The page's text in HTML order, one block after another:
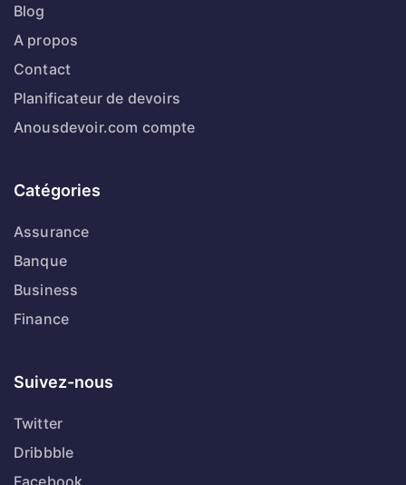
Blog
A propos
Contact
Planificateur de devoirs
Anousdevoir.com compte
Catégories
Assurance
Banque
Business
Finance
Suivez-nous
Twitter
Dribbble
Facebook